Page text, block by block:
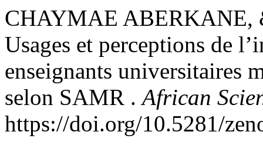
CHAYMAE
Usages et perceptions de
enseignants universitaires
selon SAMR .African
https://doi.org/10.5281/